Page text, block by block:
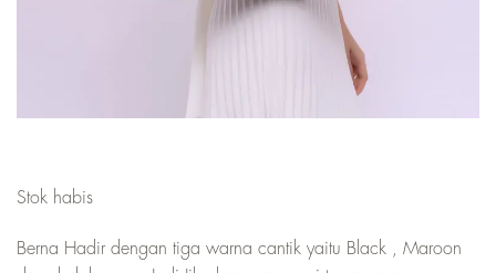
Stok habis
Berna Hadir dengan tiga warna cantik yaitu Black , Maroon